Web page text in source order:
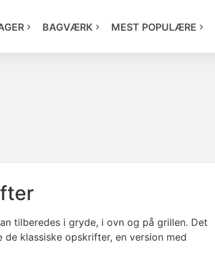
BAGVÆRK MEST POPULÆRE
tilberedes i gryde, i ovn og på grillen. Det
klassiske opskrifter, en version med